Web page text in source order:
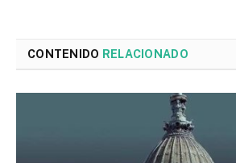
CONTENIDO RELACIONADO